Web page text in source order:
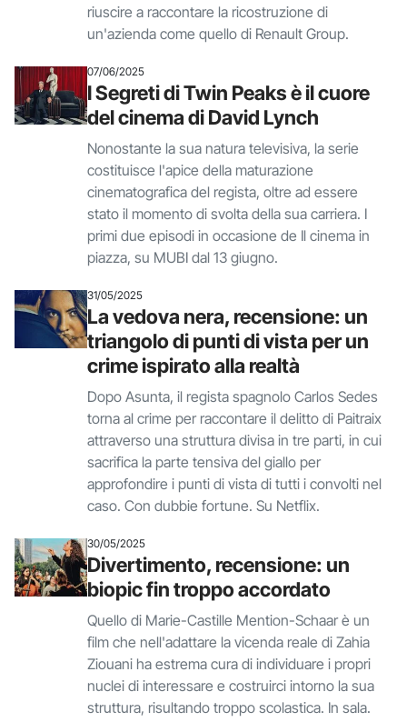
riuscire a raccontare la ricostruzione di
un'azienda come quello di Renault Group.
07/06/2025
I Segreti di Twin Peaks è il cuore
del cinema di David Lynch
Nonostante la sua natura televisiva, la serie
costituisce l'apice della maturazione
cinematografica del regista, oltre ad essere
stato il momento di svolta della sua carriera. I
primi due episodi in occasione de Il cinema in
piazza, su MUBI dal 13 giugno.
31/05/2025
La vedova nera, recensione: un
triangolo di punti di vista per un
crime ispirato alla realtà
Dopo Asunta, il regista spagnolo Carlos Sedes
torna al crime per raccontare il delitto di Paitraix
attraverso una struttura divisa in tre parti, in cui
sacrifica la parte tensiva del giallo per
approfondire i punti di vista di tutti i convolti nel
caso. Con dubbie fortune. Su Netflix.
30/05/2025
Divertimento, recensione: un
biopic fin troppo accordato
Quello di Marie-Castille Mention-Schaar è un
film che nell'adattare la vicenda reale di Zahia
Ziouani ha estrema cura di individuare i propri
nuclei di interessare e costruirci intorno la sua
struttura, risultando troppo scolastica. In sala.